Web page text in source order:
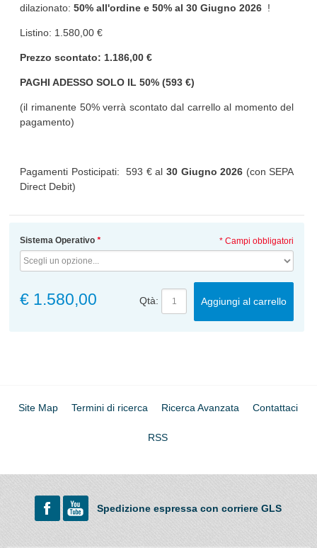
dilazionato:50% all'ordine e 50% al30 Giugno 2026 !
Listino: 1.580,00 €
Prezzo scontato: 1.186,00 €
PAGHI ADESSO SOLO IL 50% (593 €)
(il rimanente 50% verrà scontato dal carrello al momento del
pagamento)
Pagamenti Posticipati: 593 € al 30 Giugno 2026 (con SEPA
Direct Debit)
*
Sistema Operativo * Campi obbligatori
€ 1.580,00 Qtà: Aggiungi al carrello
Site Map Termini di ricerca Ricerca Avanzata Contattaci
RSS
Spedizione espressa con corriere GLS